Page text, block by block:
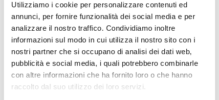
Utilizziamo i cookie per personalizzare contenuti ed
annunci, per fornire funzionalità dei social media e per
analizzare il nostro traffico. Condividiamo inoltre
informazioni sul modo in cui utilizza il nostro sito con i
nostri partner che si occupano di analisi dei dati web,
pubblicità e social media, i quali potrebbero combinarle
con altre informazioni che ha fornito loro o che hanno
raccolto dal suo utilizzo dei loro servizi.